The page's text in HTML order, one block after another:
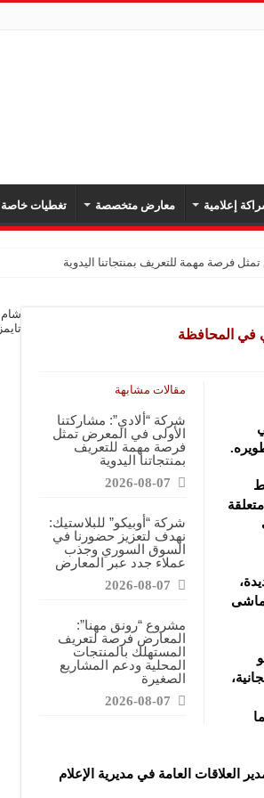
إعلامية معارض متخصصة تغطيات خاصة
فرصة مهمة للتعريف بمنتجاتنا اليدوية
في المحافظة
مقالات مشابهة
شركة “ألادي”: مشاركتنا
الأولى في المعرض تمثل
فرصة مهمة للتعريف
بمنتجاتنا اليدوية
2026-08-07
شركة “أوبيكو” للبلاستيك:
نهدف لتعزيز حضورنا في
السوق السوري وجذب
عملاء جدد عبر المعارض
2026-08-07
مشروع “رونق مهنا”:
المعارض فرصة لتعريف
المستهلك بالمنتجات
المحلية ودعم المشاريع
الصغيرة
2026-08-07
‏العامة في مديرية الإعلام
شام
تايمز